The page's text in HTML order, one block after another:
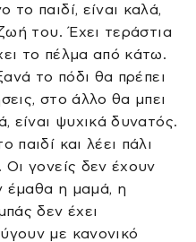
το παιδί, είναι καλά,
του. Έχει τεράστια
το πέλμα από κάτω.
το πόδι θα πρέπει
στο άλλο θα μπει
είναι ψυχικά δυνατός.
παιδί και λέει πάλι
γονείς δεν έχουν
έμαθα η μαμά, η
δεν έχει
με κανονικό